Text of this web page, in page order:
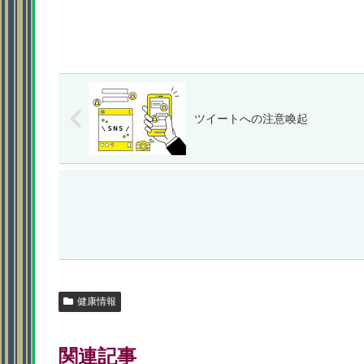
ツイートへの注意喚起
健康情報
関連記事